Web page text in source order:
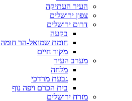
העיר העתיקה
צפון ירושלים
דרום ירושלים
בקעה
חומת שמואל-הר חומה
מקור חיים
מערב העיר
מלחה
גבעת מרדכי
בית הכרם ויפה נוף
מזרח ירושלים